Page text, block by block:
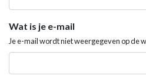
Wat is je e-mail
Je e-mail wordt niet weergegeven op de